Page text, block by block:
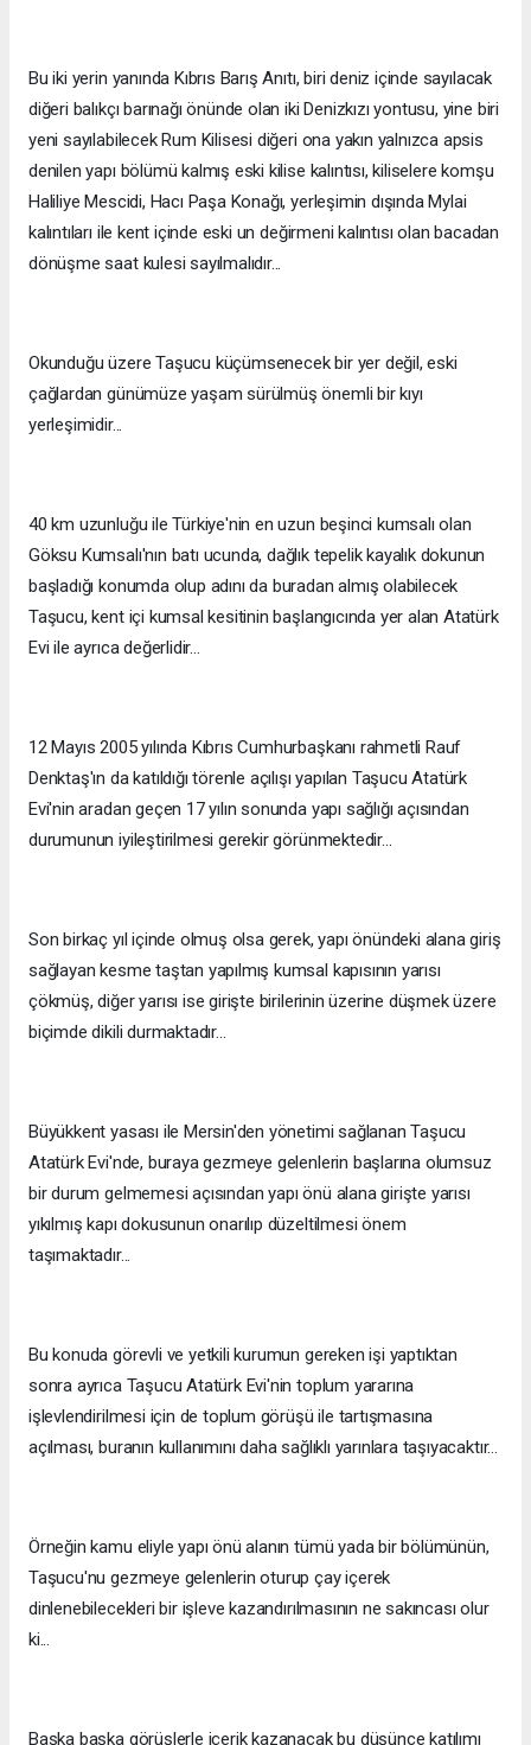
Bu iki yerin yanında Kıbrıs Barış Anıtı, biri deniz içinde sayılacak
diğeri balıkçı barınağı önünde olan iki Denizkızı yontusu, yine biri
yeni sayılabilecek Rum Kilisesi diğeri ona yakın yalnızca apsis
denilen yapı bölümü kalmış eski kilise kalıntısı, kiliselere komşu
Haliliye Mescidi, Hacı Paşa Konağı, yerleşimin dışında Mylai
kalıntıları ile kent içinde eski un değirmeni kalıntısı olan bacadan
dönüşme saat kulesi sayılmalıdır...
Okunduğu üzere Taşucu küçümsenecek bir yer değil, eski
çağlardan günümüze yaşam sürülmüş önemli bir kıyı
yerleşimidir...
40 km uzunluğu ile Türkiye'nin en uzun beşinci kumsalı olan
Göksu Kumsalı'nın batı ucunda, dağlık tepelik kayalık dokunun
başladığı konumda olup adını da buradan almış olabilecek
Taşucu, kent içi kumsal kesitinin başlangıcında yer alan Atatürk
Evi ile ayrıca değerlidir...
12 Mayıs 2005 yılında Kıbrıs Cumhurbaşkanı rahmetli Rauf
Denktaş'ın da katıldığı törenle açılışı yapılan Taşucu Atatürk
Evi'nin aradan geçen 17 yılın sonunda yapı sağlığı açısından
durumunun iyileştirilmesi gerekir görünmektedir...
Son birkaç yıl içinde olmuş olsa gerek, yapı önündeki alana giriş
sağlayan kesme taştan yapılmış kumsal kapısının yarısı
çökmüş, diğer yarısı ise girişte birilerinin üzerine düşmek üzere
biçimde dikili durmaktadır...
Büyükkent yasası ile Mersin'den yönetimi sağlanan Taşucu
Atatürk Evi'nde, buraya gezmeye gelenlerin başlarına olumsuz
bir durum gelmemesi açısından yapı önü alana girişte yarısı
yıkılmış kapı dokusunun onarılıp düzeltilmesi önem
taşımaktadır...
Bu konuda görevli ve yetkili kurumun gereken işi yaptıktan
sonra ayrıca Taşucu Atatürk Evi'nin toplum yararına
işlevlendirilmesi için de toplum görüşü ile tartışmasına
açılması, buranın kullanımını daha sağlıklı yarınlara taşıyacaktır...
Örneğin kamu eliyle yapı önü alanın tümü yada bir bölümünün,
Taşucu'nu gezmeye gelenlerin oturup çay içerek
dinlenebilecekleri bir işleve kazandırılmasının ne sakıncası olur
ki...
Başka başka görüşlerle içerik kazanacak bu düşünce katılımı